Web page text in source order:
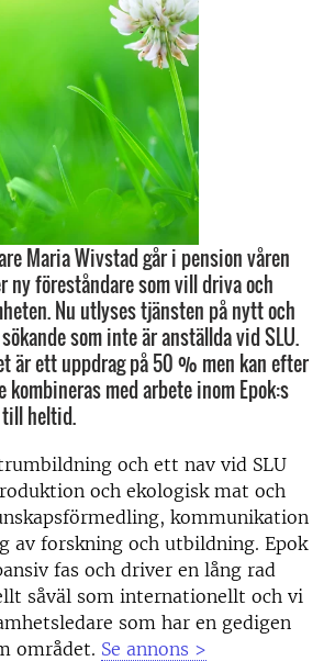
Maria Wivstad går i pension våren
ny föreståndare som vill driva och
Nu utlyses tjänsten på nytt och
som inte är anställda vid SLU.
är ett uppdrag på 50 % men kan efter
kombineras med arbete inom Epok:s
heltid.
och ett nav vid SLU
och ekologisk mat och
kommunikation
av forskning och utbildning. Epok
fas och driver en lång rad
såväl som internationellt och vi
som har en gedigen
området. Se annons >